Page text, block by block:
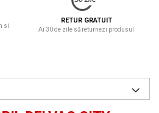
si
RETUR GRATUIT
Ai 30 de zile să returnezi produsul